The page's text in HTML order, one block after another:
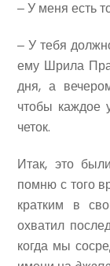
‒ У меня есть
‒ У тебя
ему Шрила
дня, а
чтобы каждое
четок.
Итак, это
помню с того
кратким в
охватил
когда мы